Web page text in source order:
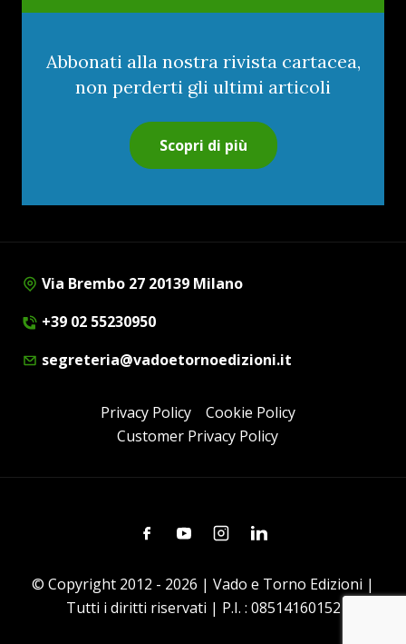
Abbonati alla nostra rivista cartacea,
non perderti gli ultimi articoli
Scopri di più
Via Brembo 27 20139 Milano
+39 02 55230950
segreteria@vadoetornoedizioni.it
Privacy Policy
Cookie Policy
Customer Privacy Policy
FacebookYoutubeInstagramLinkedin
© Copyright 2012 - 2026 | Vado e Torno Edizioni |
Tutti i diritti riservati | P.I. : 08514160152